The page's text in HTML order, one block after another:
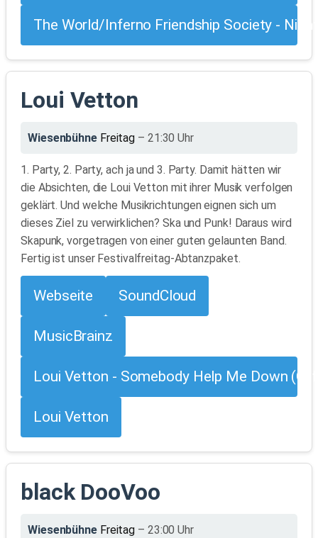
The World/Inferno Friendship Society -
Loui Vetton
Wiesenbühne Freitag – 21:30 Uhr
1. Party, 2. Party, ach ja und 3. Party. Damit hätten wir
die Absichten, die Loui Vetton mit ihrer Musik verfolgen
geklärt. Und welche Musikrichtungen eignen sich um
dieses Ziel zu verwirklichen? Ska und Punk! Daraus wird
Skapunk, vorgetragen von einer guten gelaunten Band.
Fertig ist unser Festivalfreitag-Abtanzpaket.
Webseite SoundCloud
MusicBrainz
Loui Vetton - Somebody Help Me Down
Loui Vetton
black DooVoo
Wiesenbühne Freitag – 23:00 Uhr